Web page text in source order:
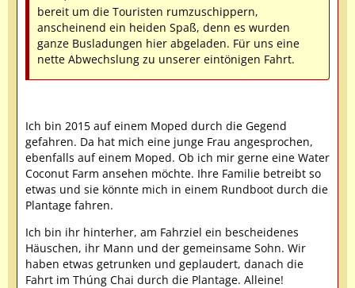
bereit um die Touristen rumzuschippern,
anscheinend ein heiden Spaß, denn es wurden
ganze Busladungen hier abgeladen. Für uns eine
nette Abwechslung zu unserer eintönigen Fahrt.
Ich bin 2015 auf einem Moped durch die Gegend
gefahren. Da hat mich eine junge Frau angesprochen,
ebenfalls auf einem Moped. Ob ich mir gerne eine Water
Coconut Farm ansehen möchte. Ihre Familie betreibt so
etwas und sie könnte mich in einem Rundboot durch die
Plantage fahren.
Ich bin ihr hinterher, am Fahrziel ein bescheidenes
Häuschen, ihr Mann und der gemeinsame Sohn. Wir
haben etwas getrunken und geplaudert, danach die
Fahrt im Thúng Chai durch die Plantage. Alleine!